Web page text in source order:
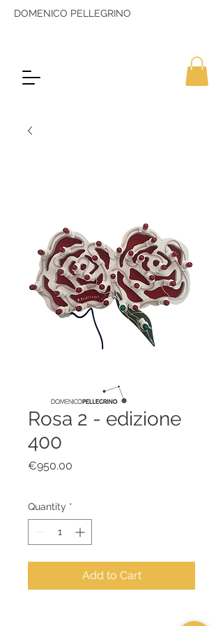
DOMENICO PELLEGRINO
Rosa 2 - edizione
400
€950.00
Quantity *
Add to Cart